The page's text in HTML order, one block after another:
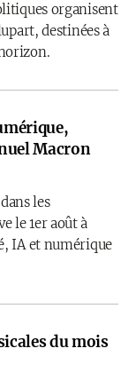
organisent
destinées à
Macron
les
le 1er août à
IA et numérique
du mois